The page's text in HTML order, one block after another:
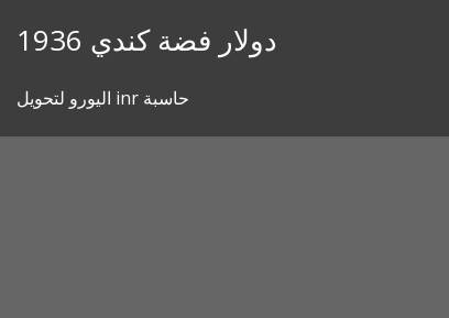
1936 دولار فضة كندي
اليورو لتحويل inr حاسبة